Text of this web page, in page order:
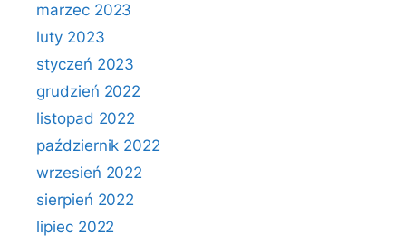
marzec 2023
luty 2023
styczeń 2023
grudzień 2022
listopad 2022
październik 2022
wrzesień 2022
sierpień 2022
lipiec 2022